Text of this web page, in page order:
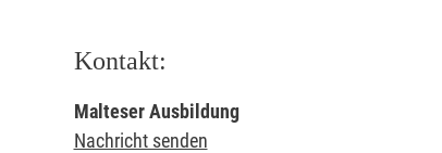
Kontakt:
Malteser Ausbildung
Nachricht senden